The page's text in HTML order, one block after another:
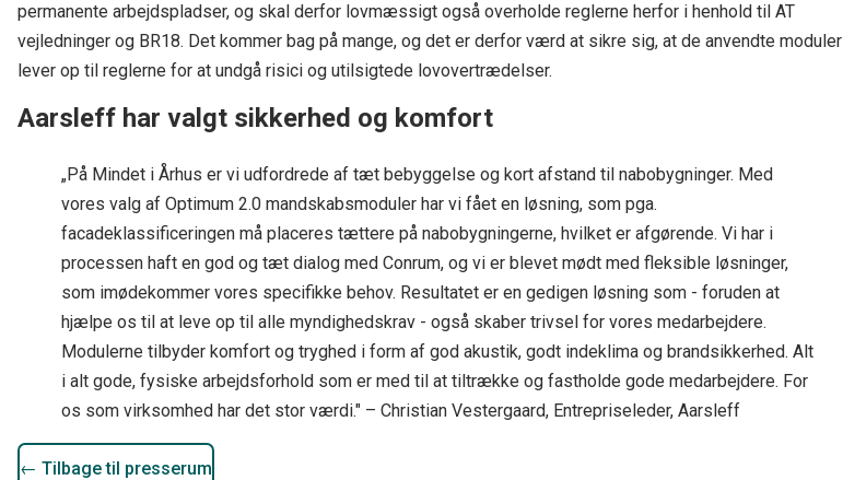
permanente arbejdspladser, og skal derfor lovmæssigt også overholde reglerne herfor i henhold til AT
vejledninger og BR18. Det kommer bag på mange, og det er derfor værd at sikre sig, at de anvendte moduler
lever op til reglerne for at undgå risici og utilsigtede lovovertrædelser.
Aarsleff har valgt sikkerhed og komfort
„På Mindet i Århus er vi udfordrede af tæt bebyggelse og kort afstand til nabobygninger. Med
vores valg af Optimum 2.0 mandskabsmoduler har vi fået en løsning, som pga.
facadeklassificeringen må placeres tættere på nabobygningerne, hvilket er afgørende. Vi har i
processen haft en god og tæt dialog med Conrum, og vi er blevet mødt med fleksible løsninger,
som imødekommer vores specifikke behov. Resultatet er en gedigen løsning som - foruden at
hjælpe os til at leve op til alle myndighedskrav - også skaber trivsel for vores medarbejdere.
Modulerne tilbyder komfort og tryghed i form af god akustik, godt indeklima og brandsikkerhed. Alt
i alt gode, fysiske arbejdsforhold som er med til at tiltrække og fastholde gode medarbejdere. For
os som virksomhed har det stor værdi." – Christian Vestergaard, Entrepriseleder, Aarsleff
← Tilbage til presserum